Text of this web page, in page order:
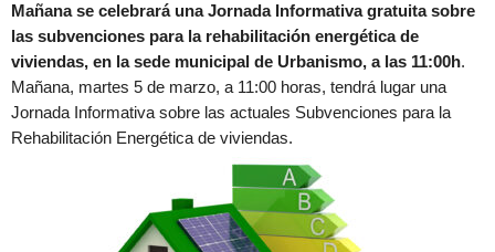
Mañana se celebrará una Jornada Informativa gratuita sobre
las subvenciones para la rehabilitación energética de
viviendas, en la sede municipal de Urbanismo, a las 11:00h.
Mañana, martes 5 de marzo, a 11:00 horas, tendrá lugar una
Jornada Informativa sobre las actuales Subvenciones para la
Rehabilitación Energética de viviendas.